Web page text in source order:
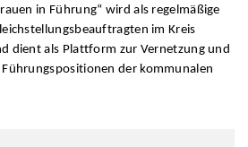
in Führung“ wird als regelmäßige
im Kreis
dient als Plattform zur Vernetzung und
der kommunalen